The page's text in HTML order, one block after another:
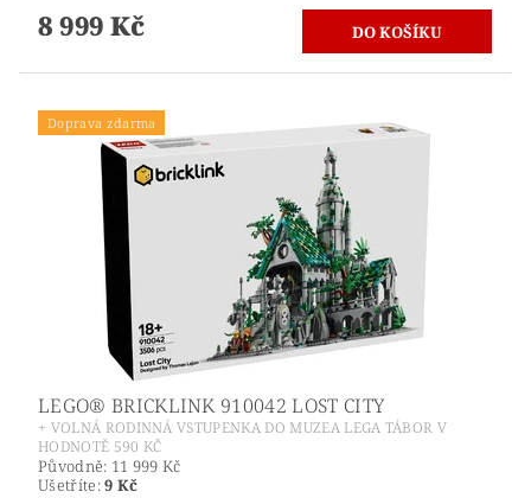
8 999 Kč
Doprava zdarma
LEGO® BRICKLINK 910042 LOST CITY
+ VOLNÁ RODINNÁ VSTUPENKA DO MUZEA LEGA TÁBOR V
HODNOTĚ 590 KČ
Původně: 11 999 Kč
Ušetříte:9 Kč